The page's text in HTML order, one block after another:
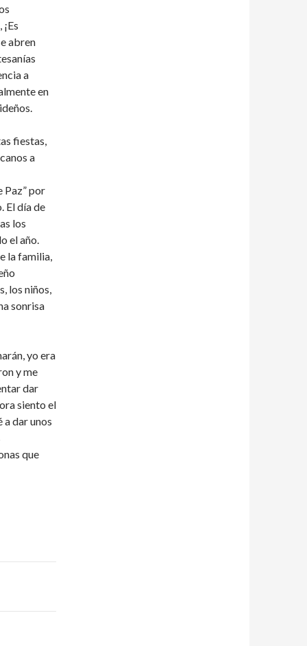
abren
a
en
fiestas,
a
Paz” por
El día de
los
el año.
la familia,
los niños,
sonrisa
yo era
y me
dar
siento el
dar unos
que